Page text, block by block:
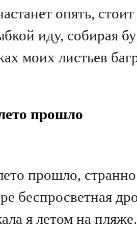
опять,
иду, собирая
моих листьев
прошло
прошло,
беспросветная
я летом на пляже.